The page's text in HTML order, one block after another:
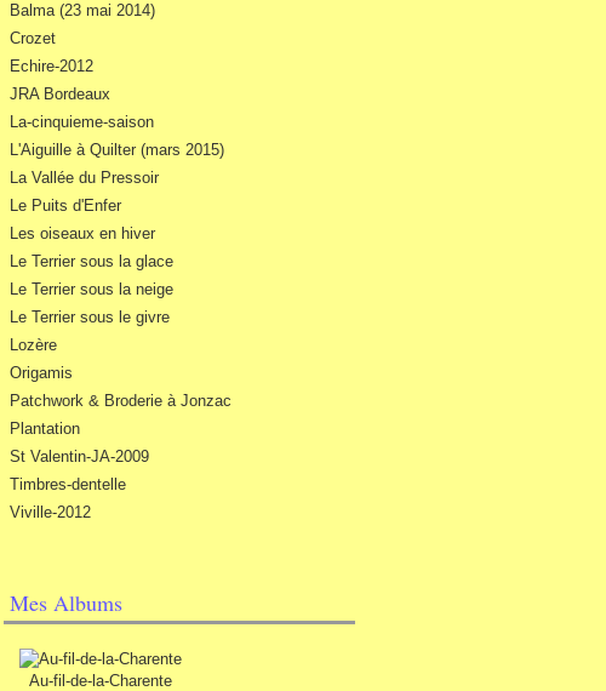
Balma (23 mai 2014)
Crozet
Echire-2012
JRA Bordeaux
La-cinquieme-saison
L'Aiguille à Quilter (mars 2015)
La Vallée du Pressoir
Le Puits d'Enfer
Les oiseaux en hiver
Le Terrier sous la glace
Le Terrier sous la neige
Le Terrier sous le givre
Lozère
Origamis
Patchwork & Broderie à Jonzac
Plantation
St Valentin-JA-2009
Timbres-dentelle
Viville-2012
Mes Albums
Au-fil-de-la-Charente